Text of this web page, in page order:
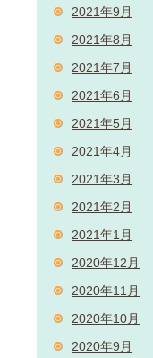
2021年9月
2021年8月
2021年7月
2021年6月
2021年5月
2021年4月
2021年3月
2021年2月
2021年1月
2020年12月
2020年11月
2020年10月
2020年9月